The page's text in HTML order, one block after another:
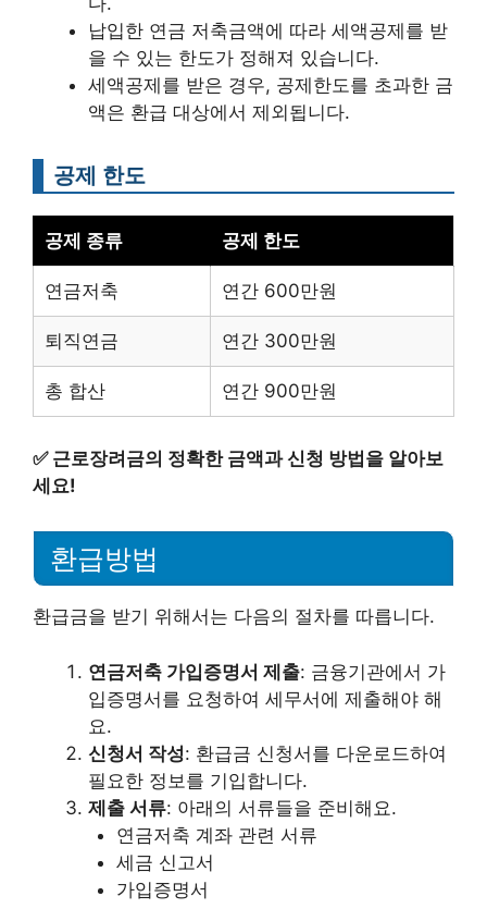
납입한 연금 저축금액에 따라 세액공제를 받
을 수 있는 한도가 정해져 있습니다.
세액공제를 받은 경우, 공제한도를 초과한 금
액은 환급 대상에서 제외됩니다.
공제 한도
공제 종류 공제 한도
연금저축 연간 600만원
퇴직연금 연간 300만원
총 합산 연간 900만원
✅ 근로장려금의 정확한 금액과 신청 방법을 알아보
세요!
환급방법
환급금을 받기 위해서는 다음의 절차를 따릅니다.
연금저축 가입증명서 제출: 금융기관에서 가
입증명서를 요청하여 세무서에 제출해야 해
요.
신청서 작성: 환급금 신청서를 다운로드하여
필요한 정보를 기입합니다.
제출 서류: 아래의 서류들을 준비해요.
연금저축 계좌 관련 서류
세금 신고서
가입증명서